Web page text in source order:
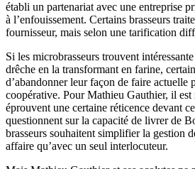
établi un partenariat avec une entreprise
à l’enfouissement. Certains brasseurs
fournisseur, mais selon une tarification
Si les microbrasseurs trouvent
drêche en la transformant en farine,
d’abandonner leur façon de faire actuelle
coopérative. Pour Mathieu Gauthier, il est
éprouvent une certaine réticence devant
questionnent sur la capacité de livrer de
brasseurs souhaitent simplifier la gestion
affaire qu’avec un seul interlocuteur.